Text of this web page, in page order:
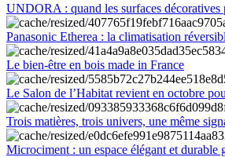
UNDORA : quand les surfaces décoratives
Panasonic Etherea : la climatisation
Le bien-être en bois made in France
Le Salon de l’Habitat revient en octobre
Trois matières, trois univers, une même
Microciment : un espace élégant et durable